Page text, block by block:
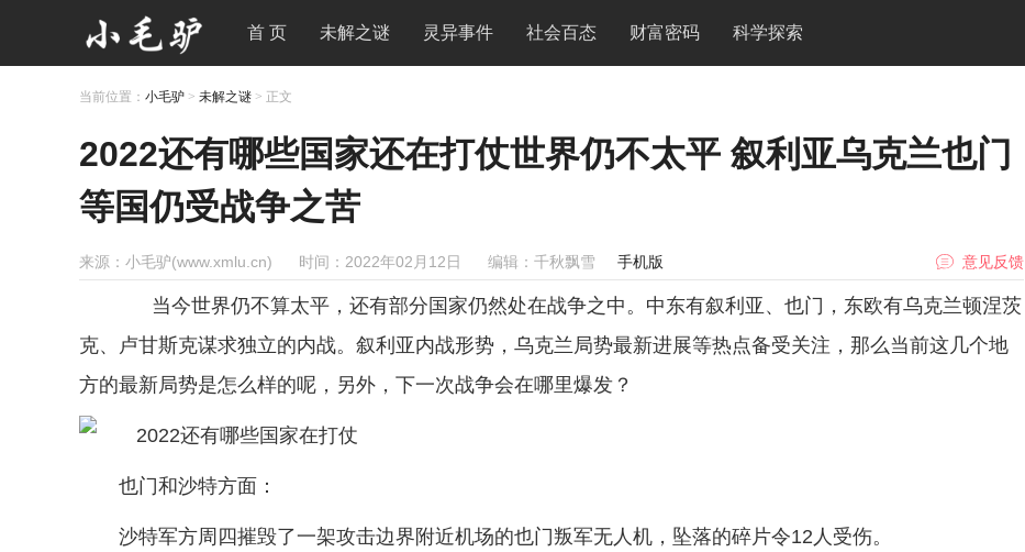
首 页 未解之谜 灵异事件 社会百态 财富密码 科学探索
当前位置： 小毛驴 > 未解之谜 > 正文
2022还有哪些国家还在打仗世界仍不太平 叙利亚乌克兰也门
等国仍受战争之苦
来源：小毛驴(www.xmlu.cn) 时间：2022年02月12日 编辑：千秋飘雪 手机版 意见反馈
当今世界仍不算太平，还有部分国家仍然处在战争之中。中东有叙利亚、也门，东欧有乌克兰顿涅茨
克、卢甘斯克谋求独立的内战。叙利亚内战形势，乌克兰局势最新进展等热点备受关注，那么当前这几个地
方的最新局势是怎么样的呢，另外，下一次战争会在哪里爆发？
也门和沙特方面：
沙特军方周四摧毁了一架攻击边界附近机场的也门叛军无人机，坠落的碎片令12人受伤。